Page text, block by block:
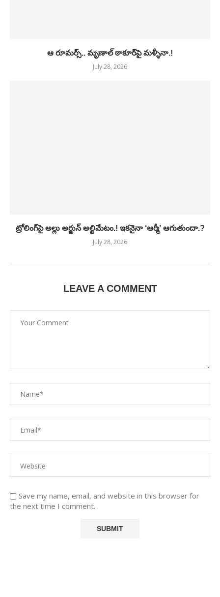
ఆ రూమర్స్.. మృణాల్ ఠాకూర్‌పై మళ్ళీనా.!
July 28, 2026
ట్రోలింగ్‌పై అల్లు అర్జున్ అల్టిమేటం.! ఇకనైనా ‘ఆర్మీ’ ఆగుతుందా.?
July 28, 2026
LEAVE A COMMENT
Save my name, email, and website in this browser for
the next time I comment.